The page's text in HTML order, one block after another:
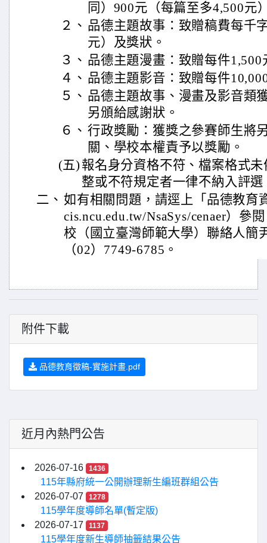
同）900元（每篇至多4,500元
２、 品德主題故事：致贈稿費每千
元）及獎狀。
３、 品德主題漫畫：致贈每件1,500
４、 品德主題影音：致贈每件
５、 品德主題故事、漫畫及影音類
另頒給感謝狀。
６、 行政獎勵：獲獎之參賽師生將
關、學校本權責予以獎勵。
(五) 報名身分資格不符、檔案格式
整或不符規定者一律不納入評選
二、 如有相關問題，請逕上「品德教育
cis.ncu.edu.tw/NsaSys/cenaer）參
校（國立臺灣師範大學）聯絡人簡
（02）7749-6785。
附件下載
品德教育徵稿-實施計畫.pdf
近月內熱門公告
2026-07-16 1436
115年縣府統一公開辦理新生編班群組公告
2026-07-07
1278
115學年度導師名單(暫定版)
2026-07-17
1137
115學年度新生導師抽籤結果公告